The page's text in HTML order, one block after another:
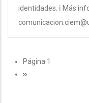
identidades. ℹ️ Más
PAGINACIÓN
Página 1
Siguiente
››